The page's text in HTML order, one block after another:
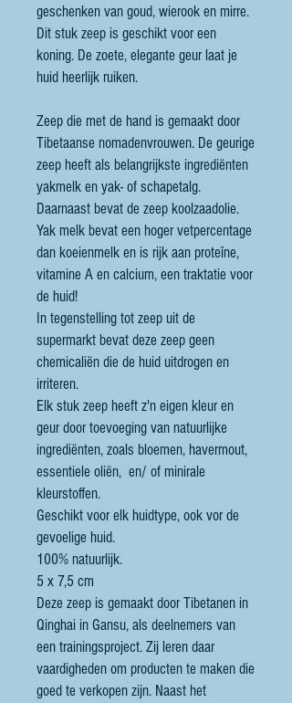
geschenken van goud, wierook en mirre.
Dit stuk zeep is geschikt voor een
koning. De zoete, elegante geur laat je
huid heerlijk ruiken.
Zeep die met de hand is gemaakt door
Tibetaanse nomadenvrouwen. De geurige
zeep heeft als belangrijkste ingrediënten
yakmelk en yak- of schapetalg.
Daarnaast bevat de zeep koolzaadolie.
Yak melk bevat een hoger vetpercentage
dan koeienmelk en is rijk aan proteïne,
vitamine A en calcium, een traktatie voor
de huid!
In tegenstelling tot zeep uit de
supermarkt bevat deze zeep geen
chemicaliën die de huid uitdrogen en
irriteren.
Elk stuk zeep heeft z'n eigen kleur en
geur door toevoeging van natuurlijke
ingrediënten, zoals bloemen, havermout,
essentiele oliën, en/ of minirale
kleurstoffen.
Geschikt voor elk huidtype, ook vor de
gevoelige huid.
100% natuurlijk.
5 x 7,5 cm
Deze zeep is gemaakt door Tibetanen in
Qinghai in Gansu, als deelnemers van
een trainingsproject. Zij leren daar
vaardigheden om producten te maken die
goed te verkopen zijn. Naast het